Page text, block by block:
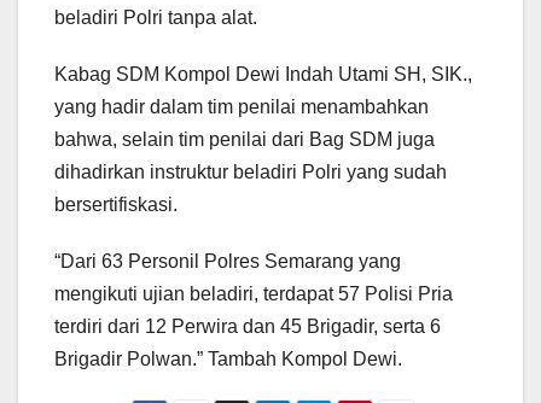
beladiri Polri tanpa alat.
Kabag SDM Kompol Dewi Indah Utami SH, SIK.,
yang hadir dalam tim penilai menambahkan
bahwa, selain tim penilai dari Bag SDM juga
dihadirkan instruktur beladiri Polri yang sudah
bersertifiskasi.
“Dari 63 Personil Polres Semarang yang
mengikuti ujian beladiri, terdapat 57 Polisi Pria
terdiri dari 12 Perwira dan 45 Brigadir, serta 6
Brigadir Polwan.” Tambah Kompol Dewi.